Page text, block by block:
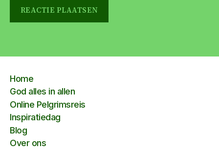
Home
God alles in allen
Online Pelgrimsreis
Inspiratiedag
Blog
Over ons